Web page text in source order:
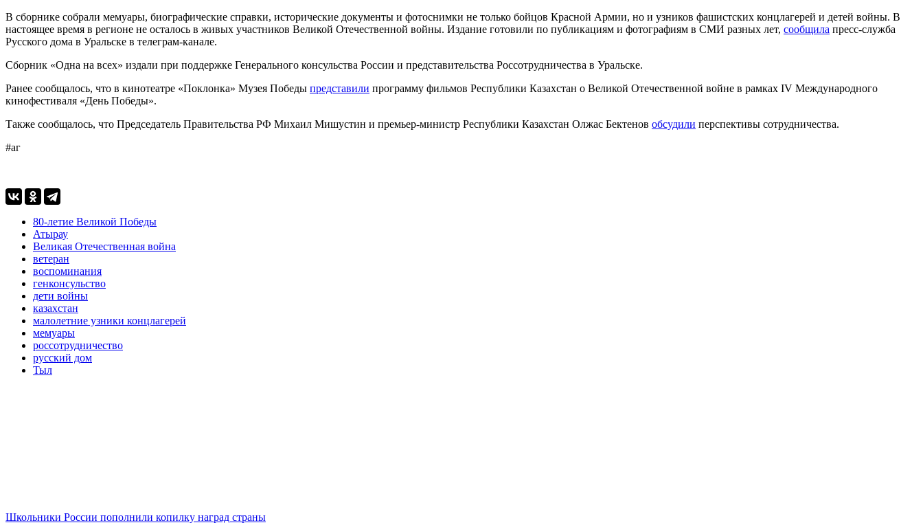
В сборнике собрали мемуары, биографические справки, исторические документы и фотоснимки не только бойцов Красной Армии, но и узников фашистских концлагерей и детей войны. В
настоящее время в регионе не осталось в живых участников Великой Отечественной войны. Издание готовили по публикациям и фотографиям в СМИ разных лет, сообщила пресс-служба
Русского дома в Уральске в телеграм-канале.
Сборник «Одна на всех» издали при поддержке Генерального консульства России и представительства Россотрудничества в Уральске.
Ранее сообщалось, что в кинотеатре «Поклонка» Музея Победы представили программу фильмов Республики Казахстан о Великой Отечественной войне в рамках IV Международного
кинофестиваля «День Победы».
Также сообщалось, что Председатель Правительства РФ Михаил Мишустин и премьер-министр Республики Казахстан Олжас Бектенов обсудили перспективы сотрудничества.
#аг
80-летие Великой Победы
Атырау
Великая Отечественная война
ветеран
воспоминания
генконсульство
дети войны
казахстан
малолетние узники концлагерей
мемуары
россотрудничество
русский дом
Тыл
Школьники России пополнили копилку наград страны